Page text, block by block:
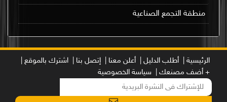
منطقة التجمع الصناعية
الرئيسية | أطلب الدليل | أعلن معنا | إتصل بنا |
اشترك بالموقع |
+ أضف مصنعك |
سياسة الخصوصية